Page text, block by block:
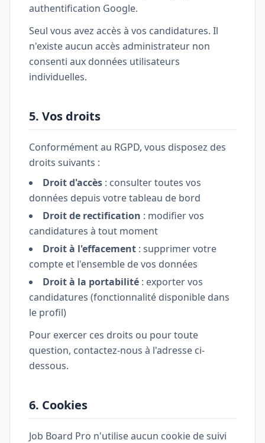
authentification Google.
Seul vous avez accès à vos candidatures. Il
n'existe aucun accès administrateur non
consenti aux données utilisateurs
individuelles.
5. Vos droits
Conformément au RGPD, vous disposez des
droits suivants :
Droit d'accès : consulter toutes vos
données depuis votre tableau de bord
Droit de rectification : modifier vos
candidatures à tout moment
Droit à l'effacement : supprimer votre
compte et l'ensemble de vos données
Droit à la portabilité : exporter vos
candidatures (fonctionnalité disponible dans
le profil)
Pour exercer ces droits ou pour toute
question, contactez-nous à l'adresse ci-
dessous.
6. Cookies
Job Board Pro n'utilise aucun cookie de suivi